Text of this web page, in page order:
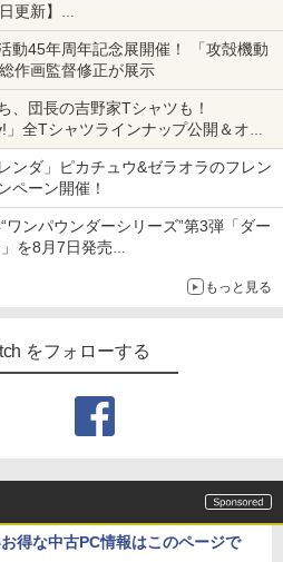
更新】
「大神 絶景版」が67%オフで990円
動45年周年記念展開催！ 「攻殻機動
作画監督修正が展示
、団長の吉野家Tシャツも！
」全Tシャツラインナップ公開＆オン
ンダ」ピカチュウ&ゼラオラのフレン
ペーン開催！
ンパウンダーシリーズ”第3弾「ダー
を8月7日発売
もっと見る
をフォローする
得な中古PC情報はこのページで